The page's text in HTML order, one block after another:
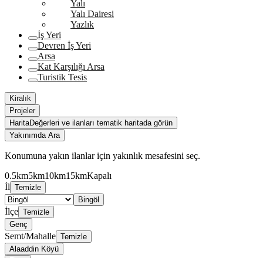
Yalı
Yalı Dairesi
Yazlık
İş Yeri
Devren İş Yeri
Arsa
Kat Karşılığı Arsa
Turistik Tesis
Kiralık
Projeler
HaritaDeğerleri ve ilanları tematik haritada görün
Yakınımda Ara
Konumuna yakın ilanlar için yakınlık mesafesini seç.
0.5km5km10km15kmKapalı
İl Temizle
Bingöl
İlçe Temizle
Genç
Semt/Mahalle Temizle
Alaaddin Köyü